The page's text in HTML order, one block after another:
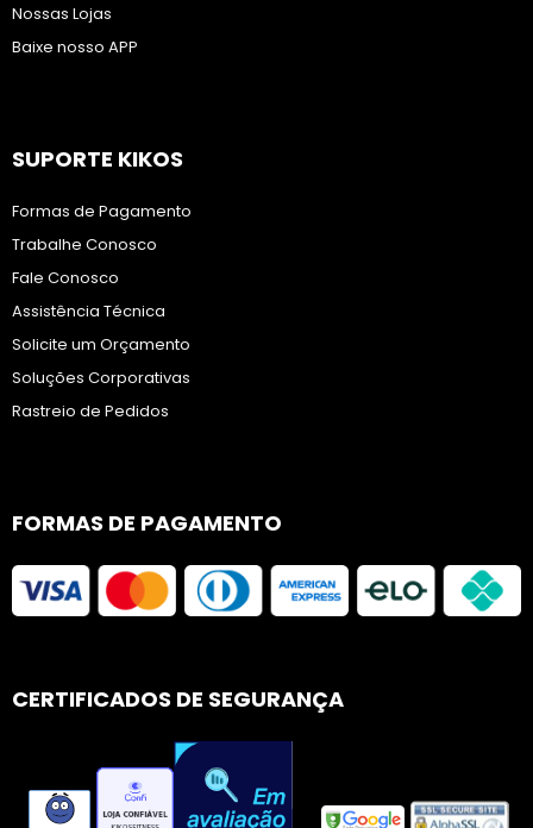
Nossas Lojas
Baixe nosso APP
SUPORTE KIKOS
Formas de Pagamento
Trabalhe Conosco
Fale Conosco
Assistência Técnica
Solicite um Orçamento
Soluções Corporativas
Rastreio de Pedidos
FORMAS DE PAGAMENTO
CERTIFICADOS DE SEGURANÇA